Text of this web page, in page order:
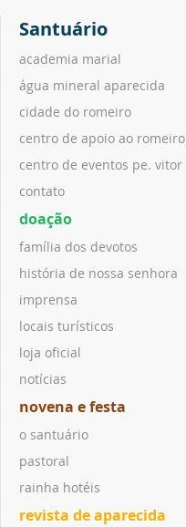
Santuário
academia marial
água mineral aparecida
cidade do romeiro
centro de apoio ao romeiro
centro de eventos pe. vitor
contato
doação
família dos devotos
história de nossa senhora
imprensa
locais turísticos
loja oficial
notícias
novena e festa
o santuário
pastoral
rainha hotéis
revista de aparecida